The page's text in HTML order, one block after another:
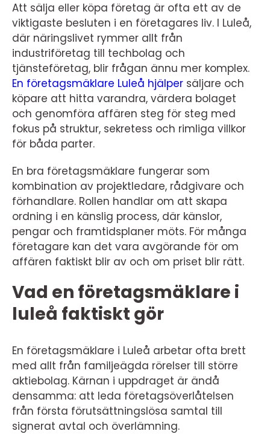
Att sälja eller köpa företag är ofta ett av de
viktigaste besluten i en företagares liv. I Luleå,
där näringslivet rymmer allt från
industriföretag till techbolag och
tjänsteföretag, blir frågan ännu mer komplex.
En företagsmäklare Luleå hjälper säljare och
köpare att hitta varandra, värdera bolaget
och genomföra affären steg för steg med
fokus på struktur, sekretess och rimliga villkor
för båda parter.
En bra företagsmäklare fungerar som
kombination av projektledare, rådgivare och
förhandlare. Rollen handlar om att skapa
ordning i en känslig process, där känslor,
pengar och framtidsplaner möts. För många
företagare kan det vara avgörande för om
affären faktiskt blir av och om priset blir rätt.
Vad en företagsmäklare i
luleå faktiskt gör
En företagsmäklare i Luleå arbetar ofta brett
med allt från familjeägda rörelser till större
aktiebolag. Kärnan i uppdraget är ändå
densamma: att leda företagsöverlåtelsen
från första förutsättningslösa samtal till
signerat avtal och överlämning.